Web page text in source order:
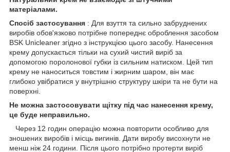
матеріалами.
Спосіб застосування : Для взуття та сильно забруднених
виробів обов'язково потрібне попереднє оброблення засобом
BSK Unicleaner згідно з інструкцією цього засобу. Нанесення
крему допускається тільки на сухий чистий виріб за
допомогою поролонової губки із сильним натиском. Цей тип
крему не наноситься товстим і жирним шаром, він має
глибоко увібратися у внутрішню структуру шкіри та не бути на
поверхні.
Не можна застосовувати щітку під час нанесення крему,
це буде неправильно.
Через 12 годин операцію можна повторити особливо для
зношених виробів і місць вигинів. Дати виробу висохнути не
менш ніж 24 години. Після цього потрібно протерти виріб